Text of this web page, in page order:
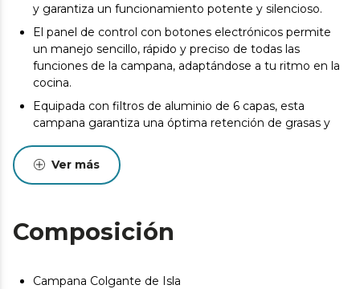
y garantiza un funcionamiento potente y silencioso.
El panel de control con botones electrónicos permite
un manejo sencillo, rápido y preciso de todas las
funciones de la campana, adaptándose a tu ritmo en la
cocina.
Equipada con filtros de aluminio de 6 capas, esta
campana garantiza una óptima retención de grasas y
ambiente de tu cocina.
Los filtros de carbono incluidos aseguran una
Ver más
Composición
Campana Colgante de Isla